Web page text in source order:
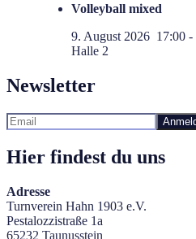
Volleyball mixed
9. August 2026 17:00 -
Halle 2
Newsletter
Hier findest du uns
Adresse
Turnverein Hahn 1903 e.V.
Pestalozzistraße 1a
65232 Taunusstein